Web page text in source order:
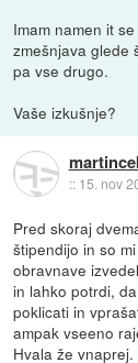
Imam namen it
zmešnjava glede
pa vse drugo.
Vaše izkušnje?
:: 15. nov
Pred skoraj
štipendijo in so
obravnave
in lahko potrdi,
poklicati in
ampak vseeno
Hvala že vnaprej.